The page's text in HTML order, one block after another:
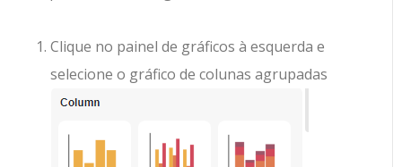
Clique no painel de gráficos à esquerda e
selecione o gráfico de colunas agrupadas